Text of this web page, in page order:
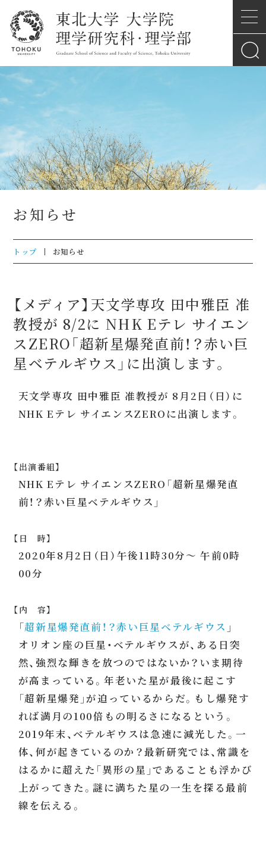
お知らせ
トップ お知らせ
【メディア】天文学専攻 田中雅臣 准
教授が 8/2に NHK Eテレ サイエン
スZERO「超新星爆発直前！？赤い巨
星ベテルギウス」に出演します。
天文学専攻 田中雅臣 准教授が 8月2日（日）に
NHK Eテレ サイエンスZEROに出演します。
【出演番組】
NHK Eテレ サイエンスZERO「超新星爆発直
前！？赤い巨星ベテルギウス」
【日 時】
2020年8月2日（日）午後11時30分～ 午前0時
00分
【内 容】
「超新星爆発直前！？赤い巨星ベテルギウス 」
オリオン座の巨星・ベテルギウスが、ある日突
然、強烈な輝きを放つのではないか？いま期待
が高まっている。年老いた星が最後に起こす
「超新星爆発」が迫っているからだ。もし爆発す
れば満月の100倍もの明るさになるという。
2019年末、ベテルギウスは急速に減光した。一
体、何が起きているのか？最新研究では、常識を
はるかに超えた「異形の星」であることも浮かび
上がってきた。謎に満ちた星の一生を探る最前
線を伝える。